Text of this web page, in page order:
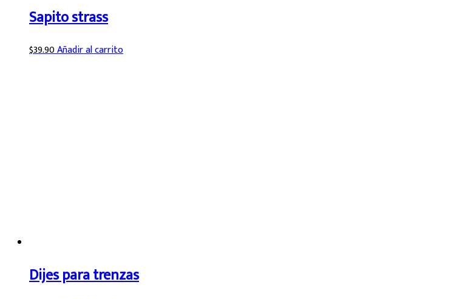
Sapito strass
$39.90Añadir al carrito
Dijes para trenzas